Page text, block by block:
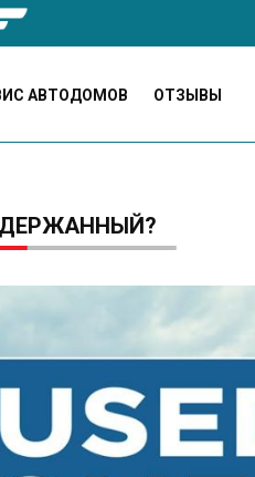
АВТОДОМОВ ОТЗЫВЫ